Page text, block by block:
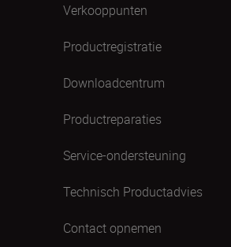
Verkooppunten
Productregistratie
Downloadcentrum
Productreparaties
Service-ondersteuning
Technisch Productadvies
Contact opnemen